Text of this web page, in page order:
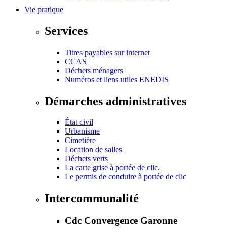
Vie pratique
Services
Titres payables sur internet
CCAS
Déchets ménagers
Numéros et liens utiles ENEDIS
Démarches administratives
État civil
Urbanisme
Cimetière
Location de salles
Déchets verts
La carte grise à portée de clic.
Le permis de conduire à portée de clic
Intercommunalité
Cdc Convergence Garonne